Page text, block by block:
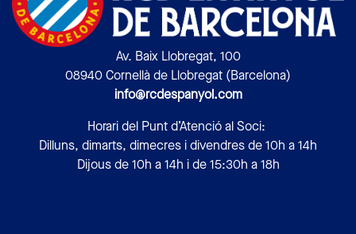
Av. Baix Llobregat, 100
08940 Cornellà de Llobregat (Barcelona)
info@rcdespanyol.com
Horari del Punt d’Atenció al Soci:
Dilluns, dimarts, dimecres i divendres de 10h a 14h
Dijous de 10h a 14h i de 15:30h a 18h